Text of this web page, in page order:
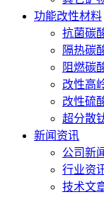
功能改性材料
抗菌碳
隔热碳
阻燃碳
改性高
改性硫
超分散
新闻资讯
公司新
行业资
技术文